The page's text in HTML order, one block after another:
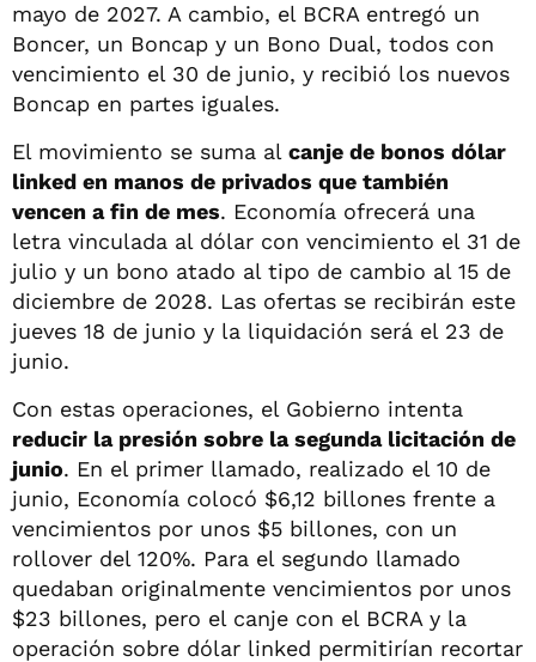
mayo de 2027. A cambio, el BCRA entregó un
Boncer, un Boncap y un Bono Dual, todos con
vencimiento el 30 de junio, y recibió los nuevos
Boncap en partes iguales.
El movimiento se suma al canje de bonos dólar
linked en manos de privados que también
vencen a fin de mes. Economía ofrecerá una
letra vinculada al dólar con vencimiento el 31 de
julio y un bono atado al tipo de cambio al 15 de
diciembre de 2028. Las ofertas se recibirán este
jueves 18 de junio y la liquidación será el 23 de
junio.
Con estas operaciones, el Gobierno intenta
reducir la presión sobre la segunda licitación de
junio. En el primer llamado, realizado el 10 de
junio, Economía colocó $6,12 billones frente a
vencimientos por unos $5 billones, con un
rollover del 120%. Para el segundo llamado
quedaban originalmente vencimientos por unos
$23 billones, pero el canje con el BCRA y la
operación sobre dólar linked permitirían recortar